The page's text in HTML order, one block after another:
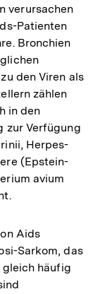
verursachen
Patienten
Bronchien
den Viren als
zählen
in den
zur Verfügung
Herpes-
(Epstein-
avium
Aids
Sarkom, das
häufig